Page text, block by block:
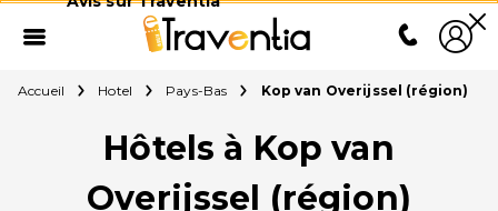
Accueil Hotel Pays-Bas Kop van Overijssel (région)
Hôtels à Kop van
Overijssel (région)